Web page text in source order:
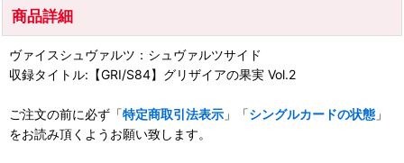
商品詳細
ヴァイスシュヴァルツ：シュヴァルツサイド
収録タイトル:【GRI/S84】グリザイアの果実 Vol.2
ご注文の前に必ず「特定商取引法表示 」「シングルカードの状態 」
をお読み頂くようお願い致します。